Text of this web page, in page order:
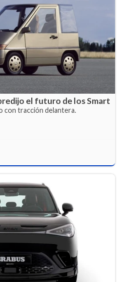
el futuro de los Smart
con tracción delantera.